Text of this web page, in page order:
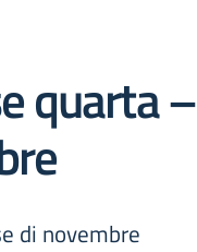
quarta –
di novembre